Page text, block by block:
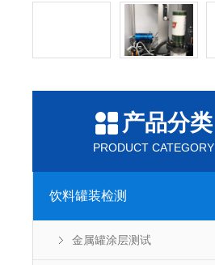
产品分类
PRODUCT CATEGORY
饮料罐装检测
金属罐涂层测试